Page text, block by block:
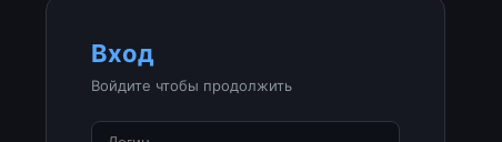
Вход
Войдите чтобы продолжить